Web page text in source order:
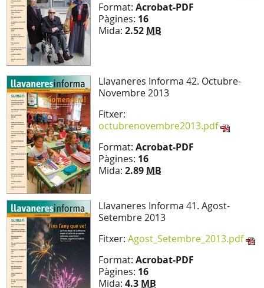
Format: Acrobat-PDF
Pàgines: 16
Mida: 2.52 MB
Llavaneres Informa 42. Octubre-
Novembre 2013
Fitxer:
octubrenovembre2013.pdf
Format: Acrobat-PDF
Pàgines: 16
Mida: 2.89 MB
Llavaneres Informa 41. Agost-
Setembre 2013
Fitxer: Agost_Setembre_2013.pdf
Format: Acrobat-PDF
Pàgines: 16
Mida: 4.3 MB